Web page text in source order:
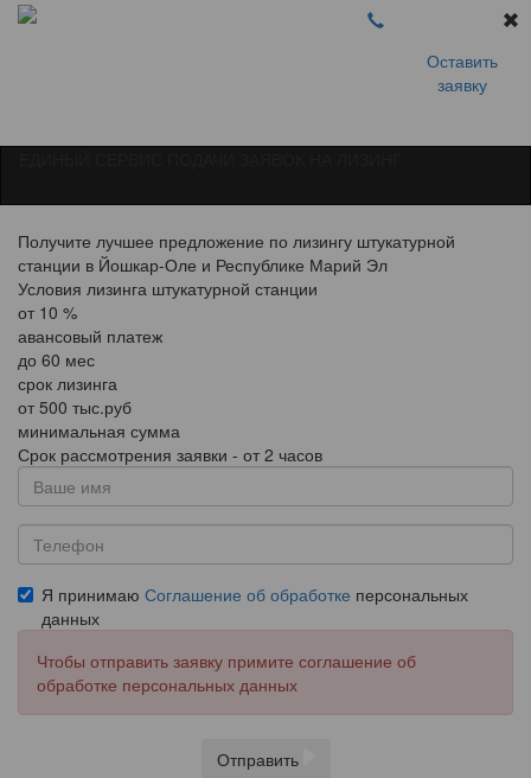
Оставить
заявку
Получите лучшее предложение по лизингу штукатурной
станции в Йошкар-Оле и Республике Марий Эл
Условия лизинга штукатурной станции
от 10 %
авансовый платеж
до 60 мес
срок лизинга
от 500 тыс.руб
минимальная сумма
Срок рассмотрения заявки - от 2 часов
Я принимаю Соглашение об обработке персональных
данных
Чтобы отправить заявку примите соглашение об
обработке персональных данных
Отправить